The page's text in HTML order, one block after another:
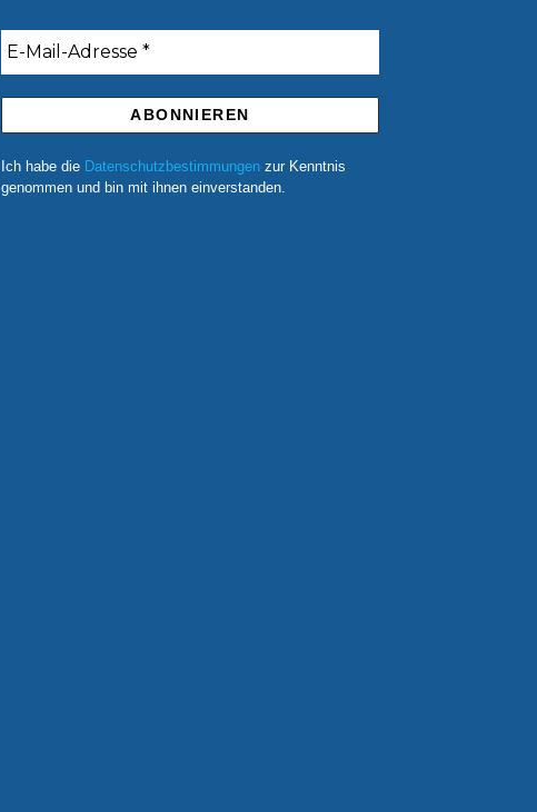
Ich habe die Datenschutzbestimmungenzur Kenntnis
genommen und bin mit ihnen einverstanden.